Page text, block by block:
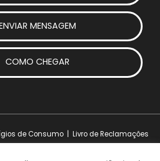
MENSAGEM
COMO CHEGAR
de Consumo| Livro de Reclamações